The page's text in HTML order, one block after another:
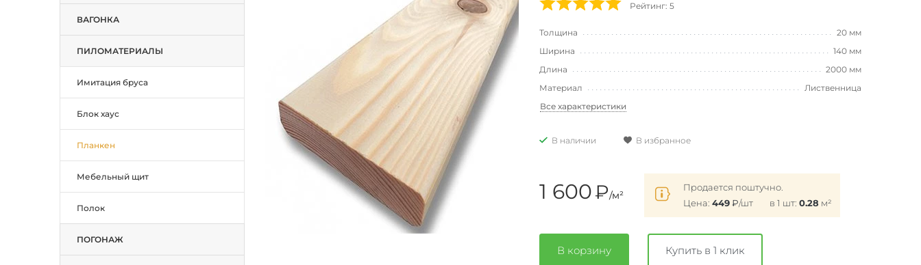
ВАГОНКА
ПИЛОМАТЕРИАЛЫ
Имитация бруса
Блок хаус
Планкен
Мебельный щит
Полок
ПОГОНАЖ
Рейтинг: 5
Толщина
20 мм
Ширина
140 мм
Длина
2000 мм
Материал
Лиственница
Все характеристики
В наличии В избранное
1 600₽/м²
Продается поштучно.
Цена: 449₽/шт в 1 шт: 0.28 м²
В корзину Купить в 1 клик